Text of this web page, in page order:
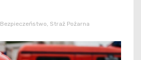
Bezpieczeństwo Straż Pożarna